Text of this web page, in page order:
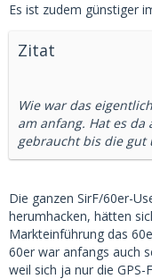
Es ist zudem günstiger
Zitat
Wie war das
am anfang. Hat es
gebraucht bis die gut
Die ganzen SirF/60er-
herumhacken, hätten
Markteinführung das
60er war anfangs auch
weil sich ja nur die